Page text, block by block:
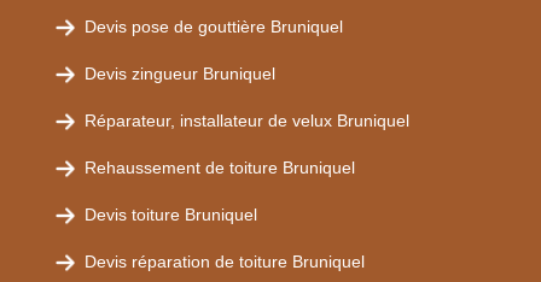
Devis pose de gouttière Bruniquel
Devis zingueur Bruniquel
Réparateur, installateur de velux Bruniquel
Rehaussement de toiture Bruniquel
Devis toiture Bruniquel
Devis réparation de toiture Bruniquel